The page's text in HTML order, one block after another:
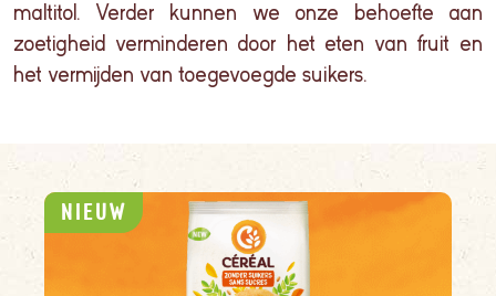
maltitol. Verder kunnen we onze behoefte aan
zoetigheid verminderen door het eten van fruit en
het vermijden van toegevoegde suikers.
NIEUW